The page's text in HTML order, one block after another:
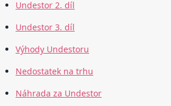
Undestor 2. díl
Undestor 3. díl
Výhody Undestoru
Nedostatek na trhu
Náhrada za Undestor